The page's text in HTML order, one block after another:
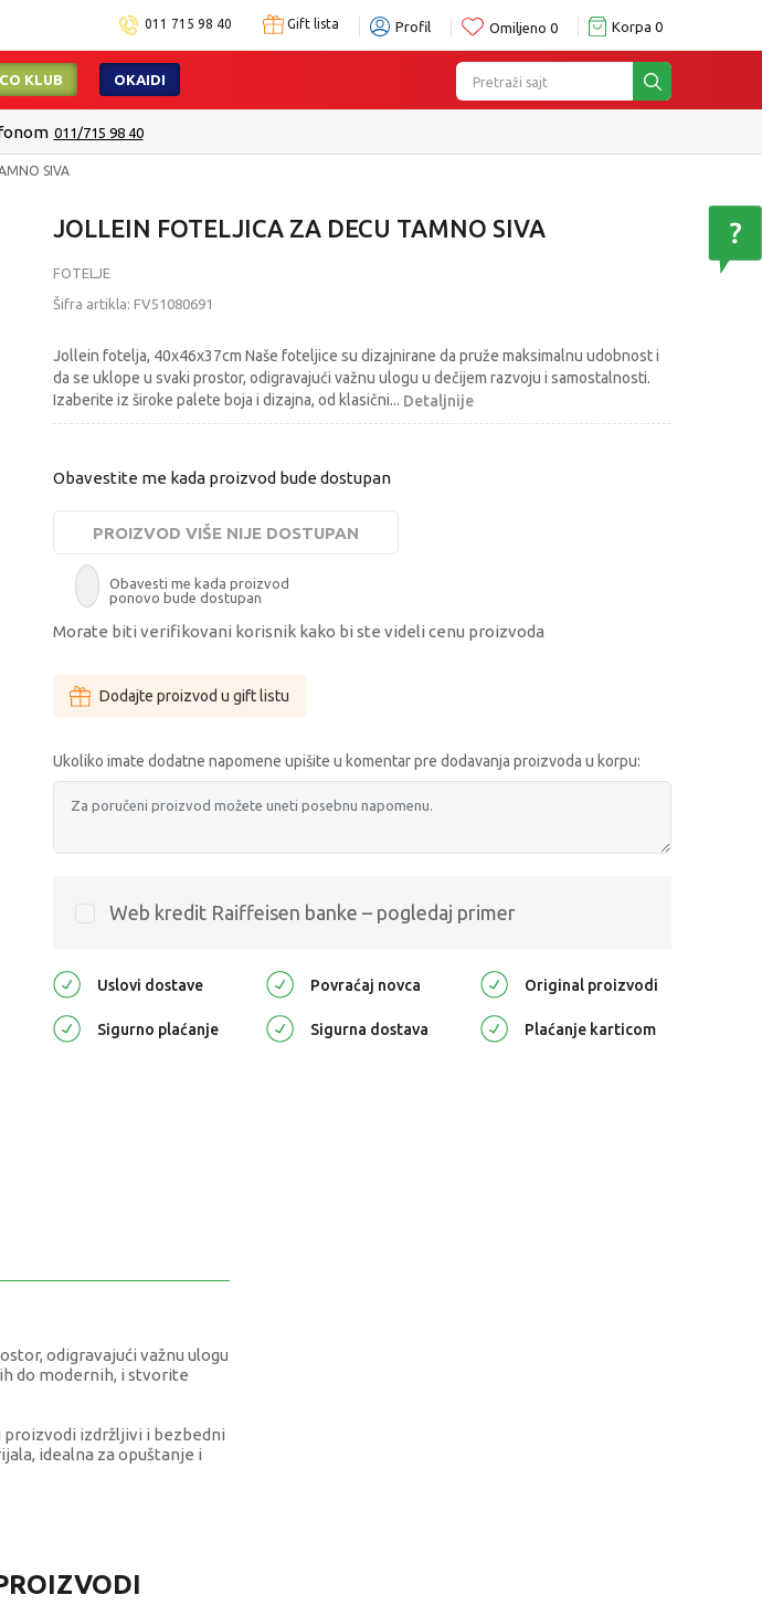
011 715 98 40 Gift lista Profil Omiljeno 0 Korpa 0
Pretraži sajt
KLUB OKAIDI
011/715 98 40
SIVA
JOLLEIN FOTELJICA ZA DECU TAMNO SIVA
FOTELJE
Šifra artikla: FV51080691
Jollein fotelja, 40x46x37cm Naše foteljice su dizajnirane da pruže maksimalnu udobnost i
da se uklope u svaki prostor, odigravajući važnu ulogu u dečijem razvoju i samostalnosti.
Izaberite iz široke palete boja i dizajna, od klasični... Detaljnije
Obavestite me kada proizvod bude dostupan
PROIZVOD VIŠE NIJE DOSTUPAN
Obavesti me kada proizvod
ponovo bude dostupan
Morate biti verifikovani korisnik kako bi ste videli cenu proizvoda
Dodajte proizvod u gift listu
Ukoliko imate dodatne napomene upišite u komentar pre dodavanja proizvoda u korpu:
Web kredit Raiffeisen banke – pogledaj primer
Uslovi dostave Povraćaj novca Original proizvodi
Sigurno plaćanje Sigurna dostava Plaćanje karticom
odigravajući važnu ulogu
do modernih, i stvorite
proizvodi izdržljivi i bezbedni
idealna za opuštanje i